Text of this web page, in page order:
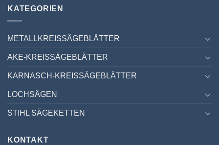
KATEGORIEN
METALLKREISSÄGEBLÄTTER
AKE-KREISSÄGEBLÄTTER
KARNASCH-KREISSÄGEBLÄTTER
LOCHSÄGEN
STIHL SÄGEKETTEN
KONTAKT